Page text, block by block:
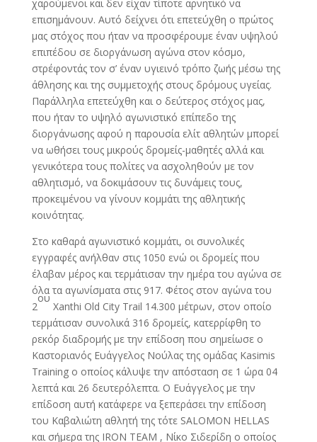
χαρούμενοι και δεν είχαν τίποτε αρνητικό να
επισημάνουν. Αυτό δείχνει ότι επετεύχθη ο πρώτος
μας στόχος που ήταν να προσφέρουμε έναν υψηλού
επιπέδου σε διοργάνωση αγώνα στον κόσμο,
στρέφοντάς τον σ’ έναν υγιεινό τρόπο ζωής μέσω της
άθλησης και της συμμετοχής στους δρόμους υγείας.
Παράλληλα επετεύχθη και ο δεύτερος στόχος μας,
που ήταν το υψηλό αγωνιστικό επίπεδο της
διοργάνωσης αφού η παρουσία ελίτ αθλητών μπορεί
να ωθήσει τους μικρούς δρομείς-μαθητές αλλά και
γενικότερα τους πολίτες να ασχοληθούν με τον
αθλητισμό, να δοκιμάσουν τις δυνάμεις τους,
προκειμένου να γίνουν κομμάτι της αθλητικής
κοινότητας.
Στο καθαρά αγωνιστικό κομμάτι, οι συνολικές
εγγραφές ανήλθαν στις 1050 ενώ οι δρομείς που
έλαβαν μέρος και τερμάτισαν την ημέρα του αγώνα σε
όλα τα αγωνίσματα στις 917. Φέτος στον αγώνα του
2
ου
Xanthi Old City Trail 14.300 μέτρων, στον οποίο
τερμάτισαν συνολικά 316 δρομείς, κατερρίφθη το
ρεκόρ διαδρομής με την επίδοση που σημείωσε ο
Καστοριανός Ευάγγελος Νούλας της ομάδας Kasimis
Training ο οποίος κάλυψε την απόσταση σε 1 ώρα 04
λεπτά και 26 δευτερόλεπτα. Ο Ευάγγελος με την
επίδοση αυτή κατάφερε να ξεπεράσει την επίδοση
του Καβαλιώτη αθλητή της τότε SALOMON HELLAS
και σήμερα της IRON TEAM , Νίκο Σιδερίδη ο οποίος